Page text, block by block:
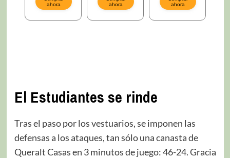
El Estudiantes se rinde
Tras el paso por los vestuarios, se imponen las
defensas a los ataques, tan sólo una canasta de
Queralt Casas en 3 minutos de juego: 46-24. Gracia